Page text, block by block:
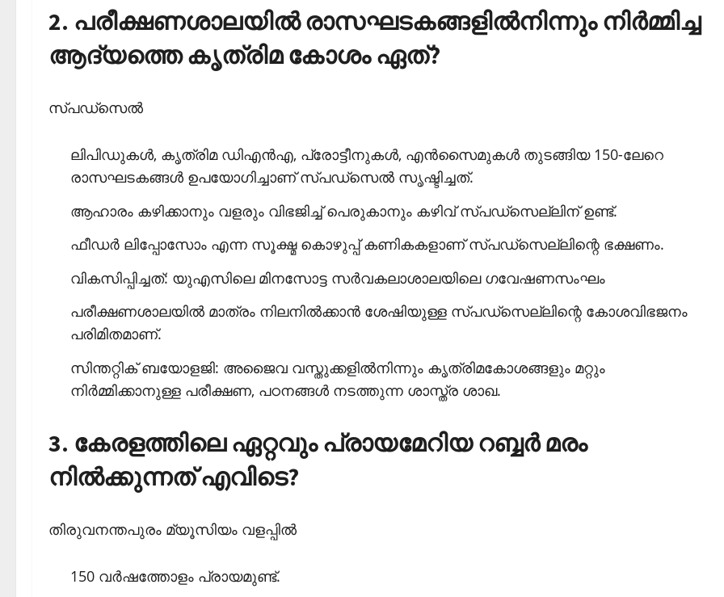
2. പരീക്ഷണശാലയില്‍ രാസഘടകങ്ങളില്‍നിന്നും നിര്‍മ്മിച്ച
ആദ്യത്തെ കൃത്രിമ കോശം ഏത്?
സ്പഡ്‌സെല്‍
ലിപിഡുകള്‍, കൃത്രിമ ഡിഎന്‍എ, പ്രോട്ടീനുകള്‍, എന്‍സൈമുകള്‍ തുടങ്ങിയ 150-ലേറെ
രാസഘടകങ്ങള്‍ ഉപയോഗിച്ചാണ് സ്പഡ്‌സെല്‍ സൃഷ്ടിച്ചത്.
ആഹാരം കഴിക്കാനും വളരും വിഭജിച്ച് പെരുകാനും കഴിവ് സ്പഡ്‌സെല്ലിന് ഉണ്ട്.
ഫീഡര്‍ ലിപ്പോസോം എന്ന സൂക്ഷ്മ കൊഴുപ്പ് കണികകളാണ് സ്പഡ്‌സെല്ലിന്റെ ഭക്ഷണം.
വികസിപ്പിച്ചത്: യുഎസിലെ മിനസോട്ട സര്‍വകലാശാലയിലെ ഗവേഷണസംഘം
പരീക്ഷണശാലയില്‍ മാത്രം നിലനില്‍ക്കാന്‍ ശേഷിയുള്ള സ്പഡ്‌സെല്ലിന്റെ കോശവിഭജനം
പരിമിതമാണ്.
സിന്തറ്റിക് ബയോളജി: അജൈവ വസ്തുക്കളില്‍നിന്നും കൃത്രിമകോശങ്ങളും മറ്റും
നിര്‍മ്മിക്കാനുള്ള പരീക്ഷണ, പഠനങ്ങള്‍ നടത്തുന്ന ശാസ്ത്ര ശാഖ.
3. കേരളത്തിലെ ഏറ്റവും പ്രായമേറിയ റബ്ബര്‍ മരം
നില്‍ക്കുന്നത് എവിടെ?
തിരുവനന്തപുരം മ്യൂസിയം വളപ്പില്‍
150 വര്‍ഷത്തോളം പ്രായമുണ്ട്.